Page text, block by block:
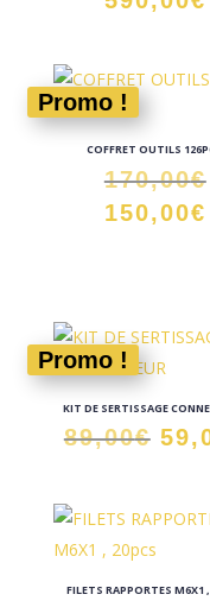
Promo !
COFFRET OUTILS
170,00€
150,00€
Promo !
KIT DE SERTISSAGE
89,00€ Le
FILETS RAPPORTES M6X1